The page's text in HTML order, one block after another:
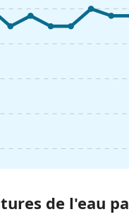
de l'eau